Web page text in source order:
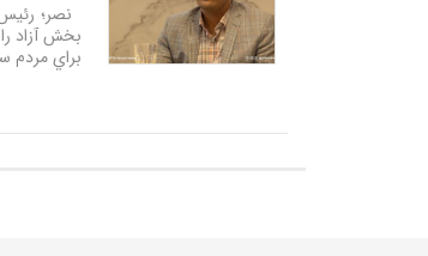
نصر؛
بخش آزاد
براي مردم